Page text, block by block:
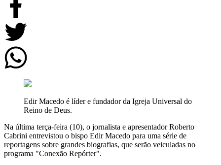
Edir Macedo é líder e fundador da Igreja Universal do
Reino de Deus.
Na última terça-feira (10), o jornalista e apresentador Roberto
Cabrini entrevistou o bispo Edir Macedo para uma série de
reportagens sobre grandes biografias, que serão veiculadas no
programa "Conexão Repórter".